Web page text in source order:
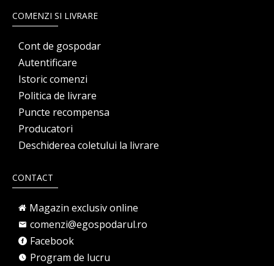
COMENZI SI LIVRARE
Cont de gospodar
Autentificare
Istoric comenzi
Politica de livrare
Puncte recompensa
Producatori
Deschiderea coletului la livrare
CONTACT
Magazin exclusiv online
comenzi@egospodarul.ro
Facebook
Program de lucru